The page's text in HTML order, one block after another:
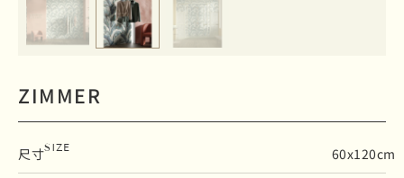
ZIMMER
尺寸SIZE 60x120cm